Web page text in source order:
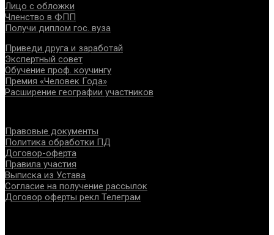
Лицо с обложки
Членство в ФПП
Получи диплом гос. вуза
Приведи друга и заработай
Экспертный совет
Обучение проф. коучингу
Премия «Человек Года»
Расширение географии участников
Правовые документы
Политика обработки ПД
Договор-оферта
Правила участия
Выписка из Устава
Согласие на получение рассылок
Договор оферты рекл Телеграм